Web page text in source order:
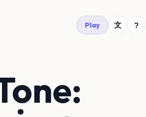
Play 文 ?